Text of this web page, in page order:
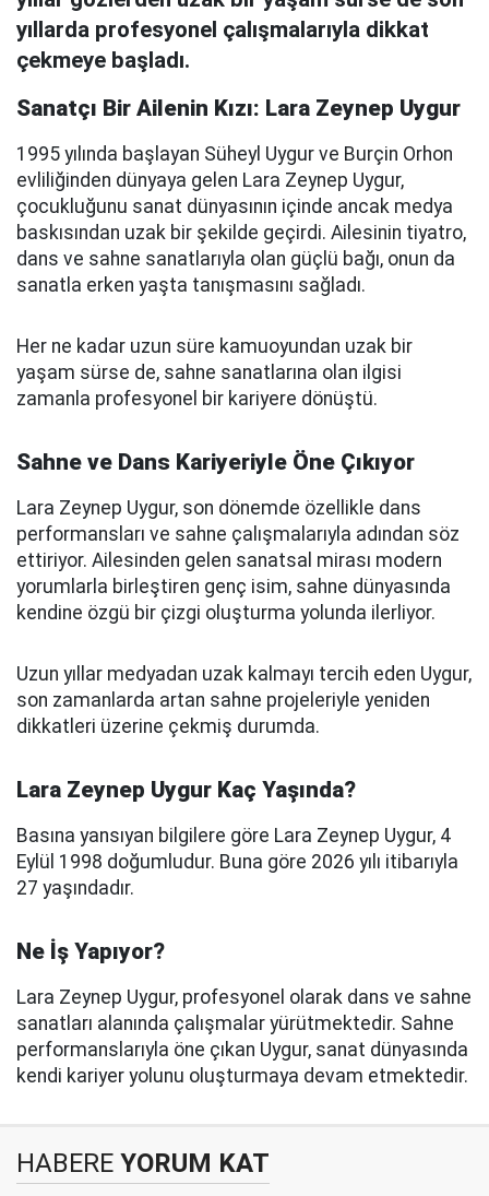
yıllarda profesyonel çalışmalarıyla dikkat
çekmeye başladı.
Sanatçı Bir Ailenin Kızı: Lara Zeynep Uygur
1995 yılında başlayan Süheyl Uygur ve Burçin Orhon
evliliğinden dünyaya gelen Lara Zeynep Uygur,
çocukluğunu sanat dünyasının içinde ancak medya
baskısından uzak bir şekilde geçirdi. Ailesinin tiyatro,
dans ve sahne sanatlarıyla olan güçlü bağı, onun da
sanatla erken yaşta tanışmasını sağladı.
Her ne kadar uzun süre kamuoyundan uzak bir
yaşam sürse de, sahne sanatlarına olan ilgisi
zamanla profesyonel bir kariyere dönüştü.
Sahne ve Dans Kariyeriyle Öne Çıkıyor
Lara Zeynep Uygur, son dönemde özellikle dans
performansları ve sahne çalışmalarıyla adından söz
ettiriyor. Ailesinden gelen sanatsal mirası modern
yorumlarla birleştiren genç isim, sahne dünyasında
kendine özgü bir çizgi oluşturma yolunda ilerliyor.
Uzun yıllar medyadan uzak kalmayı tercih eden Uygur,
son zamanlarda artan sahne projeleriyle yeniden
dikkatleri üzerine çekmiş durumda.
Lara Zeynep Uygur Kaç Yaşında?
Basına yansıyan bilgilere göre Lara Zeynep Uygur, 4
Eylül 1998 doğumludur. Buna göre 2026 yılı itibarıyla
27 yaşındadır.
Ne İş Yapıyor?
Lara Zeynep Uygur, profesyonel olarak dans ve sahne
sanatları alanında çalışmalar yürütmektedir. Sahne
performanslarıyla öne çıkan Uygur, sanat dünyasında
kendi kariyer yolunu oluşturmaya devam etmektedir.
HABERE YORUM KAT